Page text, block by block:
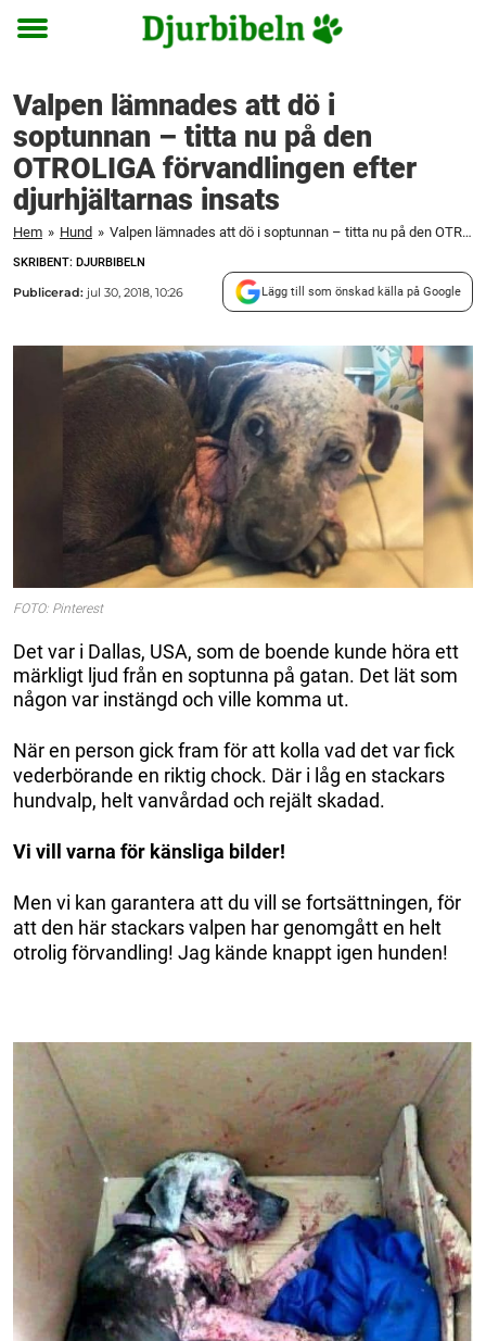
Toggle
Valpen lämnades att dö i
soptunnan – titta nu på den
OTROLIGA förvandlingen efter
djurhjältarnas insats
Hem » Hund » Valpen lämnades att dö i soptunnan – titta nu på den OTROLIGA förvandlingen efter djurhjältarnas insats
SKRIBENT: DJURBIBELN
Publicerad: jul 30, 2018, 10:26 Lägg till som önskad källa på Google
FOTO: Pinterest
Det var i Dallas, USA, som de boende kunde höra ett
märkligt ljud från en soptunna på gatan. Det lät som
någon var instängd och ville komma ut.
När en person gick fram för att kolla vad det var fick
vederbörande en riktig chock. Där i låg en stackars
hundvalp, helt vanvårdad och rejält skadad.
Vi vill varna för känsliga bilder!
Men vi kan garantera att du vill se fortsättningen, för
att den här stackars valpen har genomgått en helt
otrolig förvandling! Jag kände knappt igen hunden!